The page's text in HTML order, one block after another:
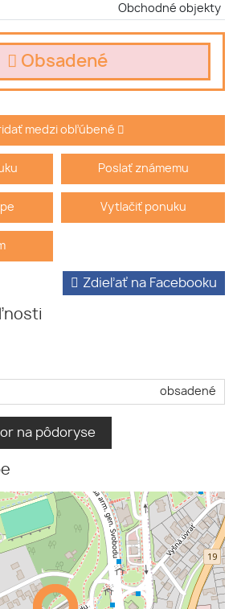
Obchodné objekty
Obsadené
medzi obľúbené
Poslať známemu
Vytlačiť ponuku
Zdieľať na Facebooku
obsadené
na pôdoryse